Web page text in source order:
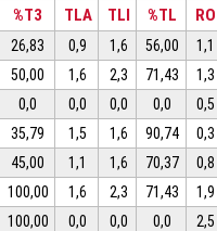
%T3 TLA TLI %TL RO
26,83 0,9 1,6 56,00 1,1
50,00 1,6 2,3 71,43 1,3
0,0 0,0 0,0 0,0 0,5
35,79 1,5 1,6 90,74 0,3
45,00 1,1 1,6 70,37 0,8
100,00 1,6 2,3 71,43 1,9
100,00 0,0 0,0 0,0 2,5